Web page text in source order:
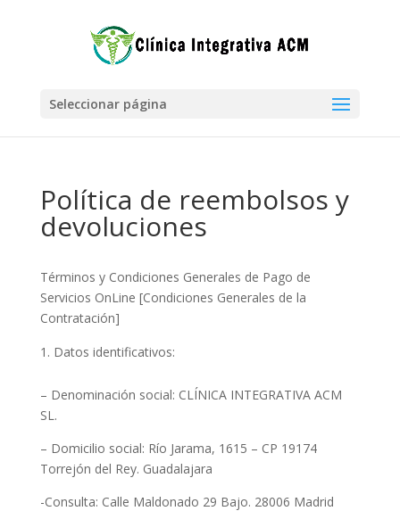
Seleccionar página
Política de reembolsos y
devoluciones
Términos y Condiciones Generales de Pago de
Servicios OnLine [Condiciones Generales de la
Contratación]
Datos identificativos:
– Denominación social: CLÍNICA INTEGRATIVA ACM
SL.
– Domicilio social: Río Jarama, 1615 – CP 19174
Torrejón del Rey. Guadalajara
-Consulta: Calle Maldonado 29 Bajo. 28006 Madrid